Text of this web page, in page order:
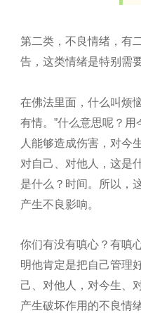
第二类，不良情绪，有
告，这类情绪是特别需
在佛法里面，什么叫烦
有情。”什么意思呢？
人能够造成伤害，对今
对自己、对他人，这是
是什么？时间。所以，
产生不良影响。
你们有没有嗔心？有嗔
明他肯定是把自己管理
己、对他人，对今生、
产生破坏作用的不良情绪